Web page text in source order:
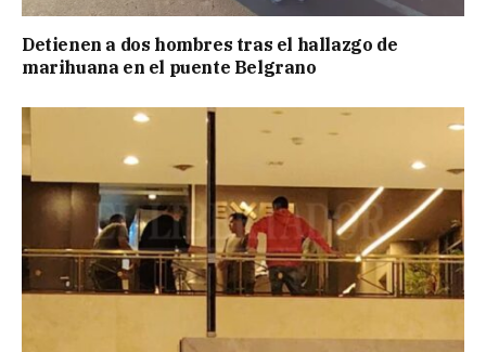
Detienen a dos hombres tras el hallazgo de
marihuana en el puente Belgrano